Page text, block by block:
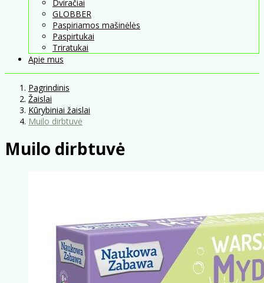
Dviračiai
GLOBBER
Paspiriamos mašinėlės
Paspirtukai
Triratukai
Apie mus
Pagrindinis
Žaislai
Kūrybiniai žaislai
Muilo dirbtuvė
Muilo dirbtuvė